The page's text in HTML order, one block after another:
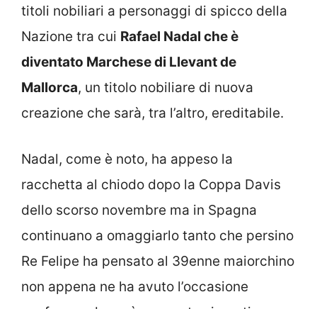
titoli nobiliari a personaggi di spicco della
Nazione tra cui Rafael Nadal che è
diventato Marchese di Llevant de
Mallorca, un titolo nobiliare di nuova
creazione che sarà, tra l’altro, ereditabile.
Nadal, come è noto, ha appeso la
racchetta al chiodo dopo la Coppa Davis
dello scorso novembre ma in Spagna
continuano a omaggiarlo tanto che persino
Re Felipe ha pensato al 39enne maiorchino
non appena ne ha avuto l’occasione